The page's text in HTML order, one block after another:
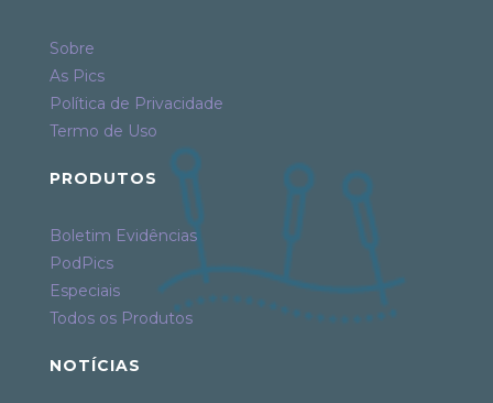
Sobre
As Pics
Política de Privacidade
Termo de Uso
PRODUTOS
Boletim Evidências
PodPics
Especiais
Todos os Produtos
NOTÍCIAS